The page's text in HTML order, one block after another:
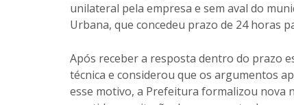
unilateral pela empresa e sem aval do
Urbana, que concedeu prazo de 24 horas
Após receber a resposta dentro do prazo
técnica e considerou que os argumentos
esse motivo, a Prefeitura formalizou nova